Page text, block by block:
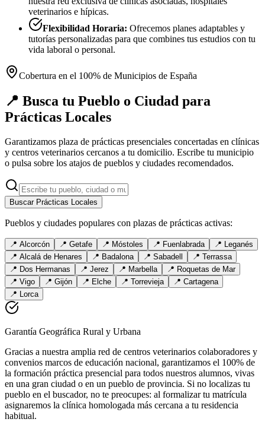
veterinarios e hípicas.
Flexibilidad Horaria: Ofrecemos planes adaptables y
tutorías personalizadas para que combines tus estudios con tu
vida laboral o personal.
Cobertura en el 100% de Municipios de España
📍 Busca tu Pueblo o Ciudad para
Prácticas Locales
Garantizamos plaza de prácticas presenciales concertadas en clínicas
y centros veterinarios cercanos a tu domicilio. Escribe tu municipio
o pulsa sobre los atajos de pueblos y ciudades recomendados.
Buscar Prácticas Locales
Pueblos y ciudades populares con plazas de prácticas activas:
📍 Alcorcón 📍 Getafe 📍 Móstoles 📍 Fuenlabrada 📍 Leganés
📍 Alcalá de Henares 📍 Badalona 📍 Sabadell 📍 Terrassa
📍 Dos Hermanas 📍 Jerez 📍 Marbella 📍 Roquetas de Mar
📍 Vigo 📍 Gijón 📍 Elche 📍 Torrevieja 📍 Cartagena
📍 Lorca
Garantía Geográfica Rural y Urbana
Gracias a nuestra amplia red de centros veterinarios colaboradores y
convenios marcos de educación nacional, garantizamos el 100% de
la formación práctica presencial para todos nuestros alumnos, vivas
en una gran ciudad o en un pueblo de provincia. Si no localizas tu
pueblo en el buscador, no te preocupes: al formalizar tu matrícula
asignaremos la clínica homologada más cercana a tu residencia
habitual.